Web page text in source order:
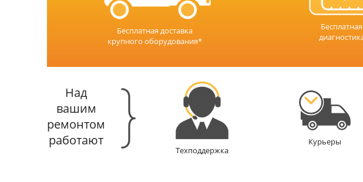
Бесплатная доставка
крупного оборудования*
Бесплатная
Над
вашим
ремонтом
работают
Техподдержка
Курьеры